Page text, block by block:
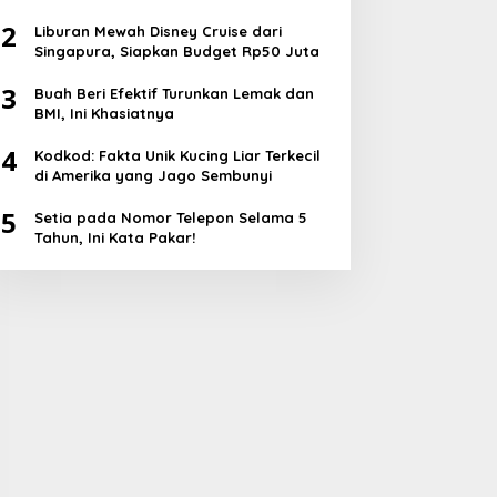
2
Liburan Mewah Disney Cruise dari
Singapura, Siapkan Budget Rp50 Juta
3
Buah Beri Efektif Turunkan Lemak dan
BMI, Ini Khasiatnya
4
Kodkod: Fakta Unik Kucing Liar Terkecil
di Amerika yang Jago Sembunyi
5
Setia pada Nomor Telepon Selama 5
Tahun, Ini Kata Pakar!